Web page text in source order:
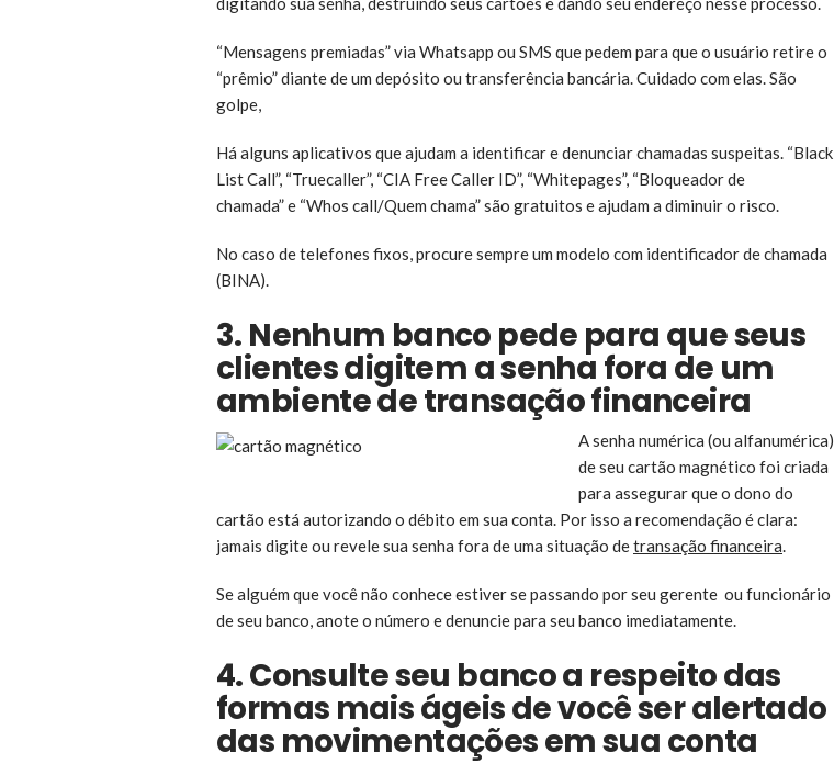
“Mensagens premiadas” via Whatsapp ou SMS que pedem para que o usuário retire o
“prêmio” diante de um depósito ou transferência bancária. Cuidado com elas. São
golpe,
Há alguns aplicativos que ajudam a identificar e denunciar chamadas suspeitas. “Black
List Call”, “Truecaller”, “CIA Free Caller ID”, “Whitepages”, “Bloqueador de
chamada” e “Whos call/Quem chama” são gratuitos e ajudam a diminuir o risco.
No caso de telefones fixos, procure sempre um modelo com identificador de chamada
(BINA).
3. Nenhum banco pede para que seus
clientes digitem a senha fora de um
ambiente de transação financeira
A senha numérica (ou alfanumérica)
de seu cartão magnético foi criada
para assegurar que o dono do
cartão está autorizando o débito em sua conta. Por isso a recomendação é clara:
jamais digite ou revele sua senha fora de uma situação detransação financeira
Se alguém que você não conhece estiver se passando por seu gerente ou funcionário
de seu banco, anote o número e denuncie para seu banco imediatamente.
4. Consulte seu banco a respeito das
formas mais ágeis de você ser alertado
das movimentações em sua conta